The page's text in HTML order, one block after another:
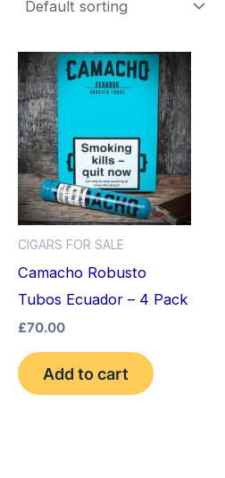
CIGARS FOR SALE
Camacho Robusto
Tubos Ecuador – 4 Pack
£70.00
Add to cart